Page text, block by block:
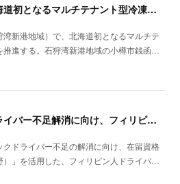
【物 流】ＣＢＲＥ 北海道初となるマルチテナント型冷凍冷蔵倉庫の開発を推進
新港地域）で、北海道初となるマルチテ
推進する。石狩湾新港地域の小樽市銭函…
【物 流】澁澤倉庫 ドライバー不足解消に向け、フィリピンからの人材供給事業をスタート
ドライバー不足の解消に向け、在留資格
）」を活用した、フィリピン人ドライバ…